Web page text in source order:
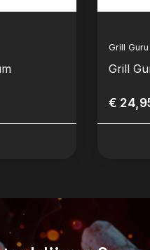
Grill Guru
Grill
€